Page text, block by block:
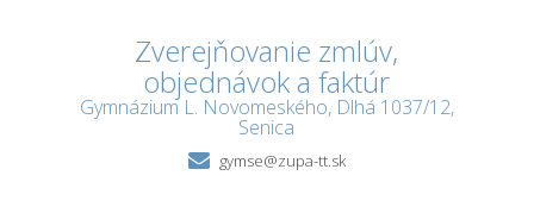
Zverejňovanie zmlúv,
objednávok a faktúr
Gymnázium L. Novomeského, Dlhá 1037/12,
Senica
gymse@zupa-tt.sk